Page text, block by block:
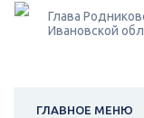
Глава
Ивановской
ГЛАВНОЕ МЕНЮ